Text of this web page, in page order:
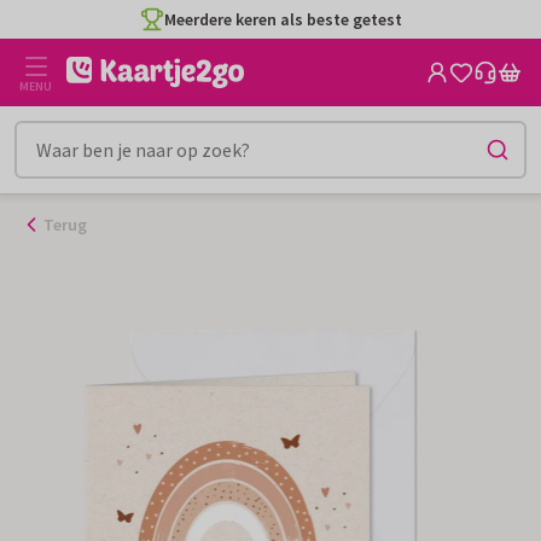
naar
inhoud
Meerdere keren als beste getest
MENU
Terug